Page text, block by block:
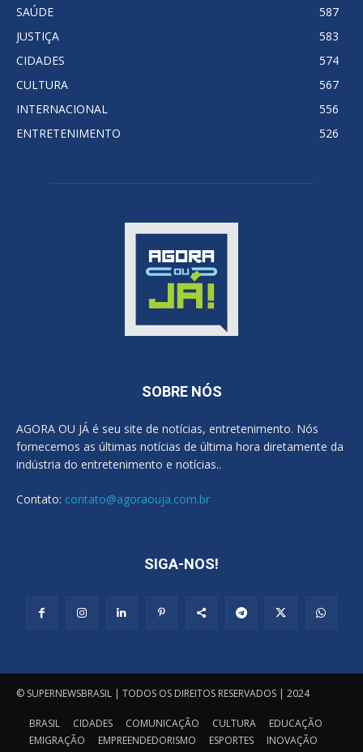
SAÚDE
587
JUSTIÇA
583
CIDADES
574
CULTURA
567
INTERNACIONAL
556
ENTRETENIMENTO
526
SOBRE NÓS
AGORA OU JÁ é seu site de notícias, entretenimento. Nós
fornecemos as últimas notícias de última hora diretamente da
indústria do entretenimento e notícias..
Contato: contato@agoraouja.com.br
SIGA-NOS!
© SUPERNEWSBRASIL | TODOS OS DIREITOS RESERVADOS | 2024
BRASIL CIDADES COMUNICAÇÃO CULTURA
EDUCAÇÃO
EMIGRAÇÃO
EMPREENDEDORISMO ESPORTES
INOVAÇÃO